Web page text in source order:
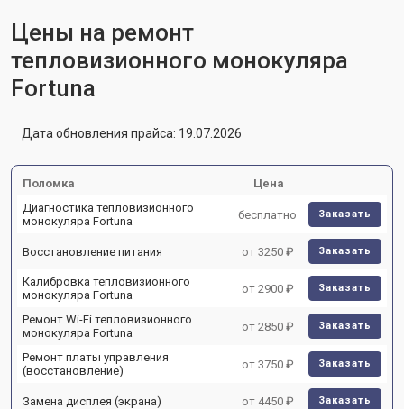
Цены на ремонт
тепловизионного монокуляра
Fortuna
Дата обновления прайса: 19.07.2026
Поломка
Цена
Диагностика тепловизионного
монокуляра Fortuna
бесплатно Заказать
Восстановление питания от 3250 ₽ Заказать
Калибровка тепловизионного
монокуляра Fortuna
от 2900 ₽ Заказать
Ремонт Wi-Fi тепловизионного
монокуляра Fortuna
от 2850 ₽ Заказать
Ремонт платы управления
(восстановление)
от 3750 ₽ Заказать
Замена дисплея (экрана) от 4450 ₽ Заказать